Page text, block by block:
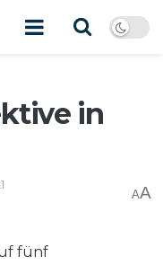
in
AA
fünf